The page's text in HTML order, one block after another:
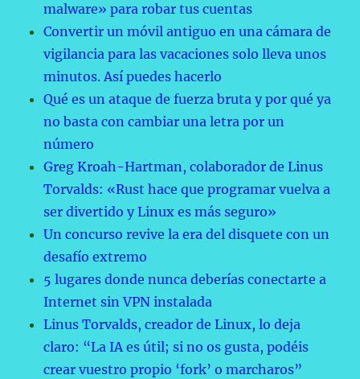
malware» para robar tus cuentas
Convertir un móvil antiguo en una cámara de
vigilancia para las vacaciones solo lleva unos
minutos. Así puedes hacerlo
Qué es un ataque de fuerza bruta y por qué ya
no basta con cambiar una letra por un
número
Greg Kroah-Hartman, colaborador de Linus
Torvalds: «Rust hace que programar vuelva a
ser divertido y Linux es más seguro»
Un concurso revive la era del disquete con un
desafío extremo
5 lugares donde nunca deberías conectarte a
Internet sin VPN instalada
Linus Torvalds, creador de Linux, lo deja
claro: “La IA es útil; si no os gusta, podéis
crear vuestro propio ‘fork’ o marcharos”